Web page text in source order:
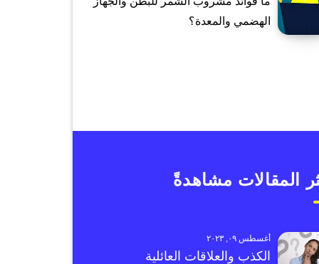
الهضمي والمعدة؟
المقالات مشاهدةً
أغسطس ٠٩, ٢٠٢٣
الكذب والعلاقات العائلية